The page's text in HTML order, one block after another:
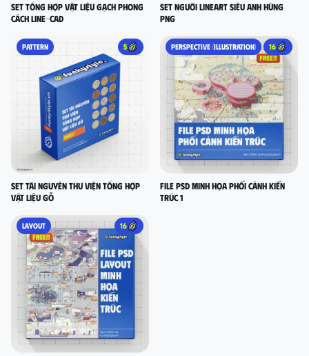
set tổng hợp vật liệu gạch phong
cách LINE-CAD
Set người lineart siêu anh hùng
PNG
PATTERN 5
Set Tài nguyên thư viện tổng hợp
vật liệu gỗ
PERSPECTIVE (ILLUSTRATION) 16
FILE PSD MINH HỌA PHỐI CẢNH KIẾN
TRÚC 1
LAYOUT 16